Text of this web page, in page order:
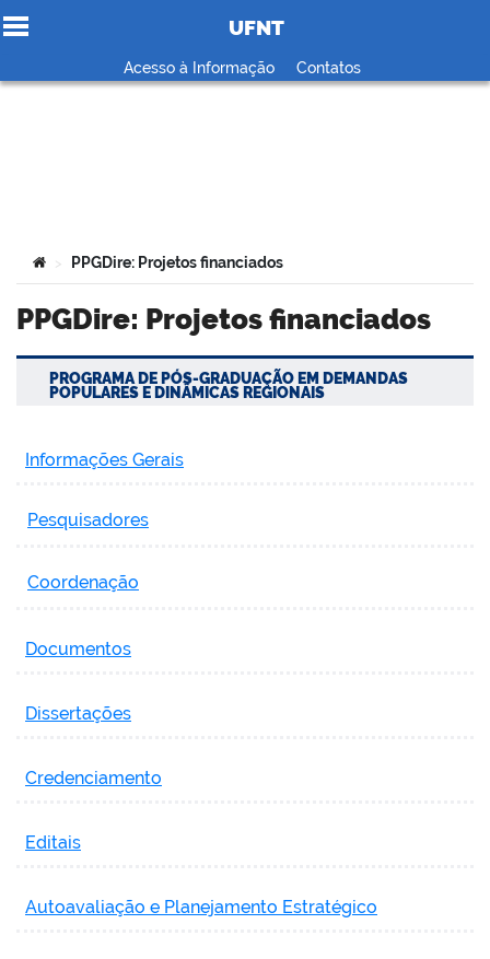
Ir para o conteúdo
UFNT
Acesso à Informação Contatos
Você está aqui:
> PPGDire: Projetos financiados
PPGDire: Projetos financiados
PROGRAMA DE PÓS-GRADUAÇÃO EM DEMANDAS
POPULARES E DINÂMICAS REGIONAIS
Informações Gerais
Pesquisadores
Coordenação
Documentos
Dissertações
Credenciamento
Editais
Autoavaliação e Planejamento Estratégico